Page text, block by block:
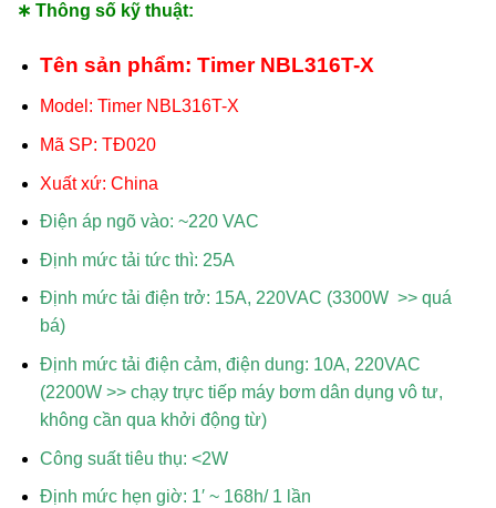
∗ Thông số kỹ thuật:
Tên sản phẩm: Timer NBL316T-X
Model: Timer NBL316T-X
Mã SP: TĐ020
Xuất xứ: China
Điện áp ngõ vào: ~220 VAC
Định mức tải tức thì: 25A
Định mức tải điện trở: 15A, 220VAC (3300W >> quá
bá)
Định mức tải điện cảm, điện dung: 10A, 220VAC
(2200W >> chạy trực tiếp máy bơm dân dụng vô tư,
không cần qua khởi động từ)
Công suất tiêu thụ: <2W
Định mức hẹn giờ: 1′ ~ 168h/ 1 lần